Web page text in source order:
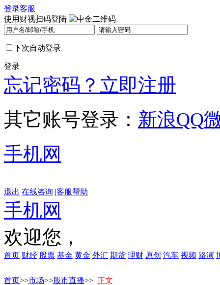
登录客服
使用财视扫码登陆
下次自动登录
登录
忘记密码？ 立即注册
其它账号登录： 新浪QQ
手机网
退出 在线咨询 |客服帮助
手机网
欢迎您，
首页 财经 股票 基金 黄金 外汇 期货 理财 原创 汽车 视频 路演
首页>>市场>>股市直播>> 正文